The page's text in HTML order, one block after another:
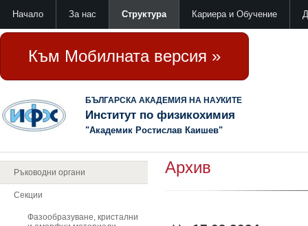
Начало За нас Структура Кариера и Обучение
Към Мобилната версия »
БЪЛГАРСКА АКАДЕМИЯ НА НАУКИТЕ
Институт по физикохимия
"Академик Ростислав Каишев"
Ръководни органи
Секции
Фазообразуване, кристални
Архив